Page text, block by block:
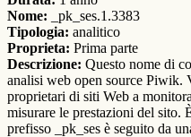
Nome: _pk_ses.1.3383
Tipologia: analitico
Proprieta: Prima parte
Descrizione: Questo nome di
analisi web open source Piwik.
proprietari di siti Web a
misurare le prestazioni del sito.
prefisso _pk_ses è seguito da